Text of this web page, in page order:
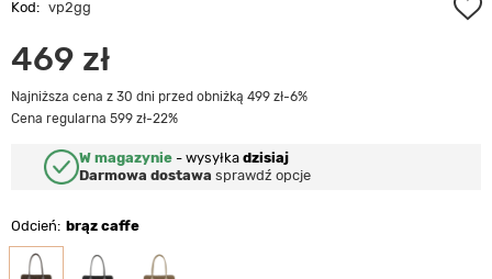
Kod: vp2gg
469 zł
Najniższa cena z 30 dni przed obniżką 499 zł-6%
Cena regularna 599 zł-22%
W magazynie - wysyłka dzisiaj
Darmowa dostawa sprawdź opcje
Odcień brąz caffe